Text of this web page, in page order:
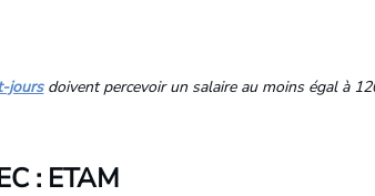
joursdoivent percevoir un salaire au moins égal à
: ETAM